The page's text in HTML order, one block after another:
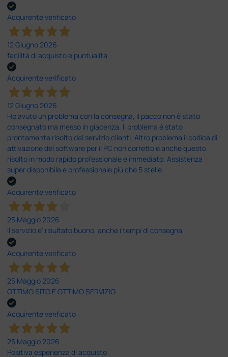
Acquirente verificato
12 Giugno 2026
facilità di acquisto e puntualità
Acquirente verificato
12 Giugno 2026
Ho avuto un problema con la consegna, il pacco non è stato
consegnato ma messo in giacenza. Il problema è stato
prontamente risolto dal servizio clienti. Altro problema il codice di
attivazione del software per il PC non corretto e anche questo
risolto in modo rapido professionale e immediato. Assistenza
super disponibile e professionale più che 5 stelle
Acquirente verificato
25 Maggio 2026
Il servizio e’ risultato buono, anche i tempi di consegna
Acquirente verificato
25 Maggio 2026
OTTIMO SITO E OTTIMO SERVIZIO
Acquirente verificato
25 Maggio 2026
Positiva esperienza di acquisto